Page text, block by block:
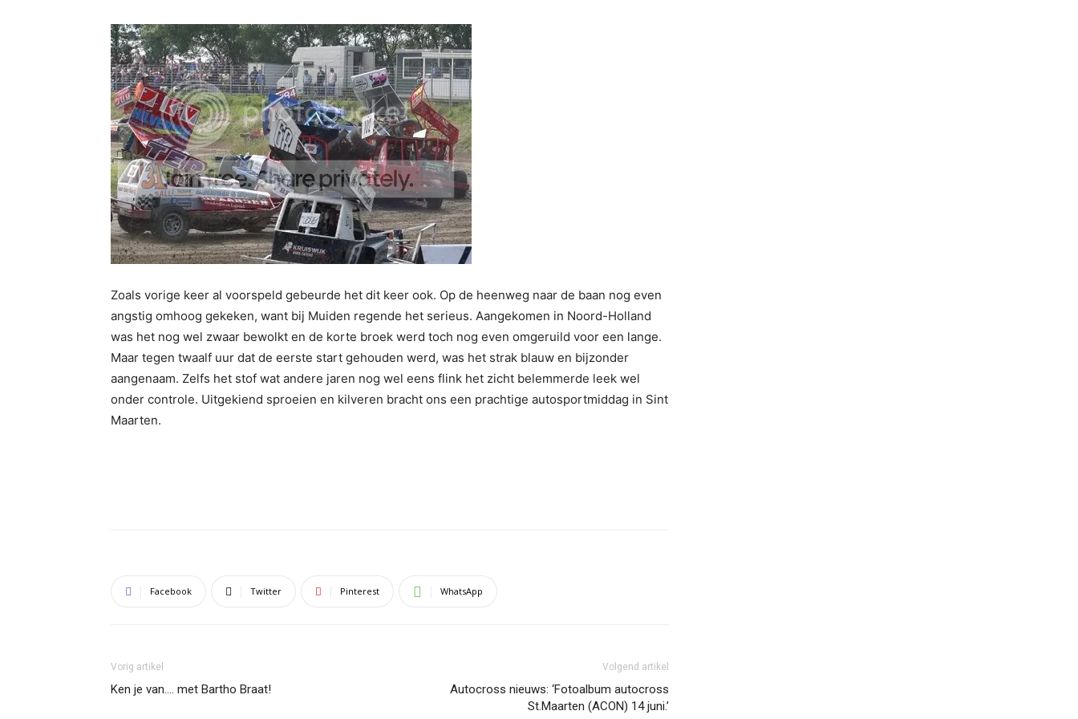
Zoals vorige keer al voorspeld gebeurde het dit keer ook. Op de heenweg naar de baan nog even
angstig omhoog gekeken, want bij Muiden regende het serieus. Aangekomen in Noord-Holland
was het nog wel zwaar bewolkt en de korte broek werd toch nog even omgeruild voor een lange.
Maar tegen twaalf uur dat de eerste start gehouden werd, was het strak blauw en bijzonder
aangenaam. Zelfs het stof wat andere jaren nog wel eens flink het zicht belemmerde leek wel
onder controle. Uitgekiend sproeien en kilveren bracht ons een prachtige autosportmiddag in Sint
Maarten.
Facebook Twitter Pinterest WhatsApp
Vorig artikel
Ken je van…. met Bartho Braat!
Volgend artikel
Autocross nieuws: ‘Fotoalbum autocross
St.Maarten (ACON) 14 juni.’